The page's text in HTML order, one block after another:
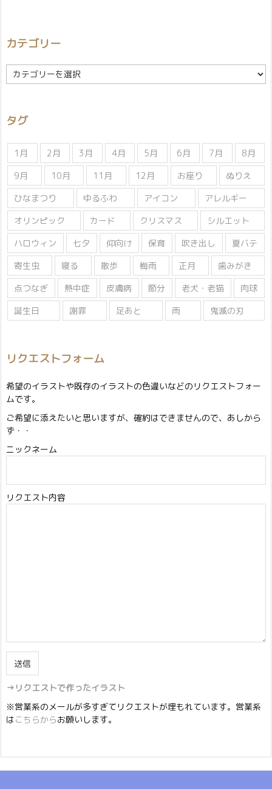
カテゴリー
カ
テ
ー
タグ
1月 2月 3月 4月 5月 6月 7月
8月
9月
10月 11月 12月 お座り
ぬりえ
ひなまつり
ゆるふわ アイコン
アレルギー
オリンピック
カード クリスマス
シルエット
ハロウィン
七夕 仰向け 保育 吹き出し
夏バテ
寄生虫
寝る 散歩 梅雨 正月
歯みがき
点つなぎ
熱中症 皮膚病 節分 老犬・老猫
肉球
誕生日
謝罪 足あと 雨 鬼滅の刃
リクエストフォーム
希望のイラストや既存のイラストの色違いなどのリクエストフォー
ムです。
ご希望に添えたいと思いますが、確約はできませんので、あしから
ず・・
ニックネーム
リクエスト内容
→リクエストで作ったイラスト
※営業系のメールが多すぎてリクエストが埋もれています。営業系
はこちらからお願いします。